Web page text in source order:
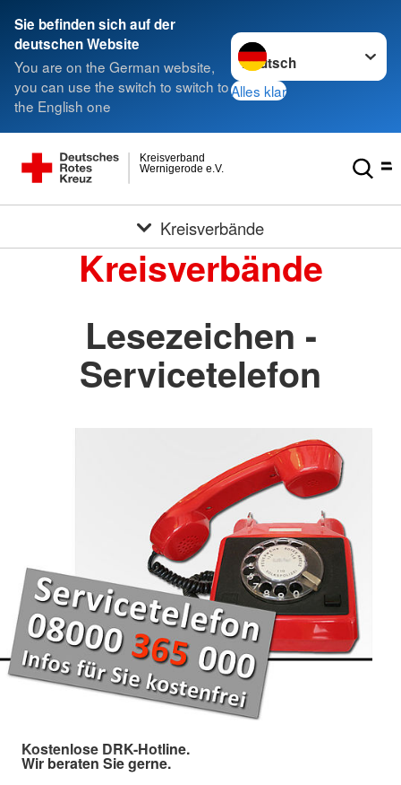
Sie befinden sich auf der
deutschen Website
You are on the German website,
you can use the switch to switch to
the English one
Sprache wechseln zu
Alles klar
Wernigerode e.V.
Kreisverband
Kreisverbände
Kreisverbände
Lesezeichen -
Servicetelefon
Kostenlose DRK-Hotline.
Wir beraten Sie gerne.